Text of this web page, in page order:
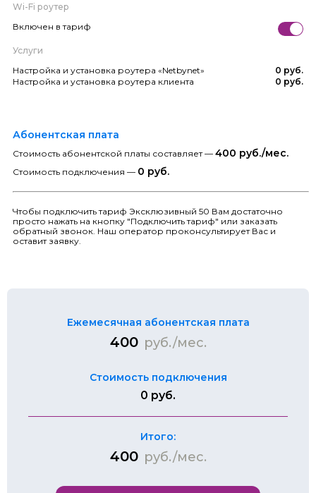
Wi-Fi роутер
Включен в тариф
Услуги
Настройка и установка роутера «Netbynet»
0 руб.
Настройка и установка роутера клиента
0 руб.
Абонентская плата
Стоимость абонентской платы составляет — 400 руб./мес.
Стоимость подключения — 0 руб.
Чтобы подключить тариф Эксклюзивный 50 Вам достаточно
просто нажать на кнопку "Подключить тариф" или заказать
обратный звонок. Наш оператор проконсультирует Вас и
оставит заявку.
Ежемесячная абонентская плата
400 руб./мес.
Стоимость подключения
0 руб.
Итого:
400 руб./мес.